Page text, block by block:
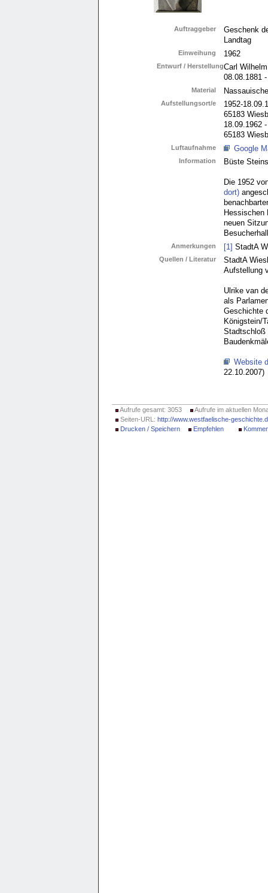
Auftraggeber
Geschenk
Landtag
Einweihung 1962
Entwurf / HerstellungCarl
08.08.1881
Material
Aufstellungsort/e
1952-
65183
18.09.1962
65183
Luftaufnahme Google
Information Büste
Die 1952
dort)
Hessischen
neuen
Anmerkungen [1] StadtA
Quellen / Literatur
StadtA
Aufstellung
Ulrike van
als
Geschichte
Königstein/
Stadtschloß
Website
22.10.2007)
Aufrufe gesamt: 3053
Aufrufe im aktuellen
Seiten-URL: http://www.westfaelische-
Drucken / Speichern
Empfehlen